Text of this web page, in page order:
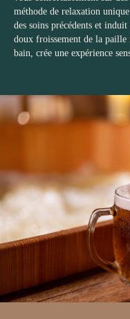
méthode de relaxation
des soins précédents et
doux froissement de la
bain, crée une expérience